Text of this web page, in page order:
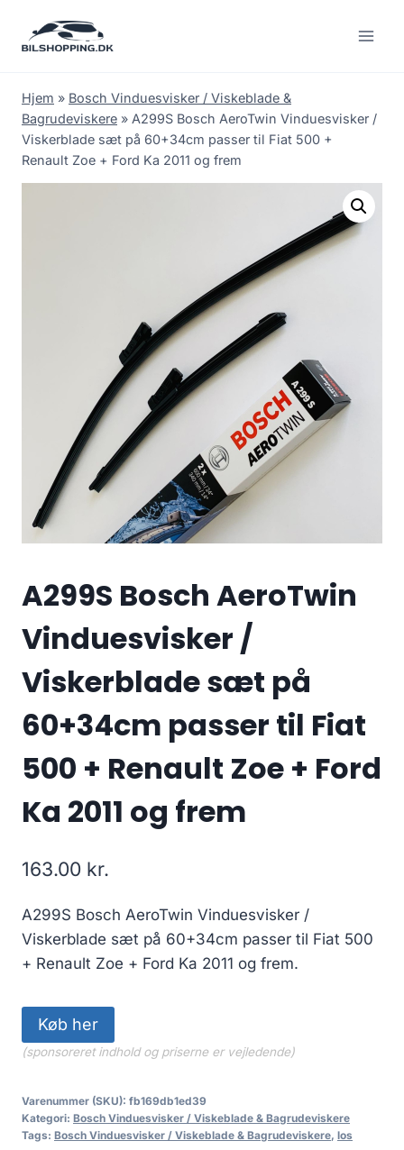
Hjem » Bosch Vinduesvisker / Viskeblade &
Bagrudeviskere » A299S Bosch AeroTwin Vinduesvisker /
Viskerblade sæt på 60+34cm passer til Fiat 500 +
Renault Zoe + Ford Ka 2011 og frem
A299S Bosch AeroTwin
Vinduesvisker /
Viskerblade sæt på
60+34cm passer til Fiat
500 + Renault Zoe + Ford
Ka 2011 og frem
163.00 kr.
A299S Bosch AeroTwin Vinduesvisker /
Viskerblade sæt på 60+34cm passer til Fiat 500
+ Renault Zoe + Ford Ka 2011 og frem.
Køb her
(sponsoreret indhold og priserne er vejledende)
Varenummer (SKU): fb169db1ed39
Kategori: Bosch Vinduesvisker / Viskeblade & Bagrudeviskere
Tags: Bosch Vinduesvisker / Viskeblade & Bagrudeviskere, los